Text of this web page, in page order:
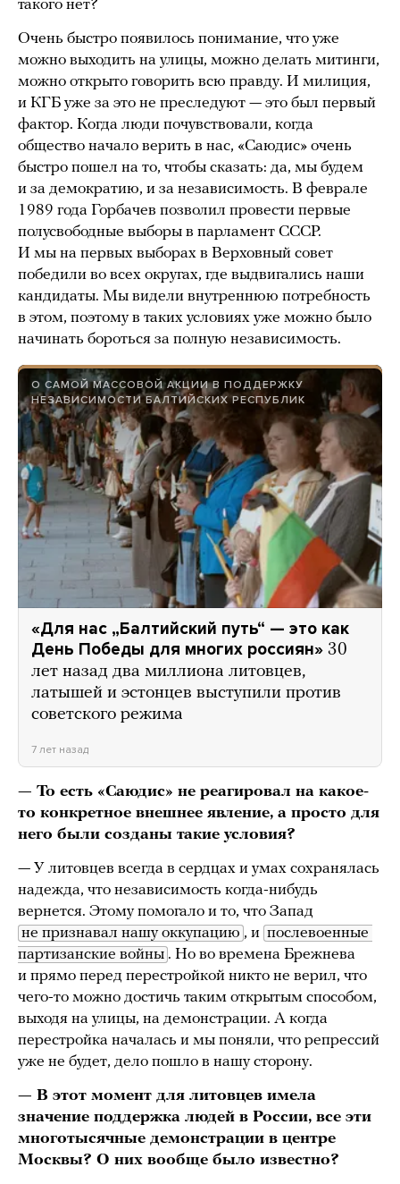
такого нет?
Очень быстро появилось понимание, что уже
можно выходить на улицы, можно делать митинги,
можно открыто говорить всю правду. И милиция,
и КГБ уже за это не преследуют — это был первый
фактор. Когда люди почувствовали, когда
общество начало верить в нас, «Саюдис» очень
быстро пошел на то, чтобы сказать: да, мы будем
и за демократию, и за независимость. В феврале
1989 года Горбачев позволил провести первые
полусвободные выборы в парламент СССР.
И мы на первых выборах в Верховный совет
победили во всех округах, где выдвигались наши
кандидаты. Мы видели внутреннюю потребность
в этом, поэтому в таких условиях уже можно было
начинать бороться за полную независимость.
О САМОЙ МАССОВОЙ АКЦИИ В ПОДДЕРЖКУ
НЕЗАВИСИМОСТИ БАЛТИЙСКИХ РЕСПУБЛИК
«Для нас „Балтийский путь“ — это как
День Победы для многих россиян» 30
лет назад два миллиона литовцев,
латышей и эстонцев выступили против
советского режима
7 лет назад
— То есть «Саюдис» не реагировал на какое-
то конкретное внешнее явление, а просто для
него были созданы такие условия?
— У литовцев всегда в сердцах и умах сохранялась
надежда, что независимость когда-нибудь
вернется. Этому помогало и то, что Запад
не признавал нашу оккупацию , и послевоенные
партизанские войны . Но во времена Брежнева
и прямо перед перестройкой никто не верил, что
чего-то можно достичь таким открытым способом,
выходя на улицы, на демонстрации. А когда
перестройка началась и мы поняли, что репрессий
уже не будет, дело пошло в нашу сторону.
— В этот момент для литовцев имела
значение поддержка людей в России, все эти
многотысячные демонстрации в центре
Москвы? О них вообще было известно?